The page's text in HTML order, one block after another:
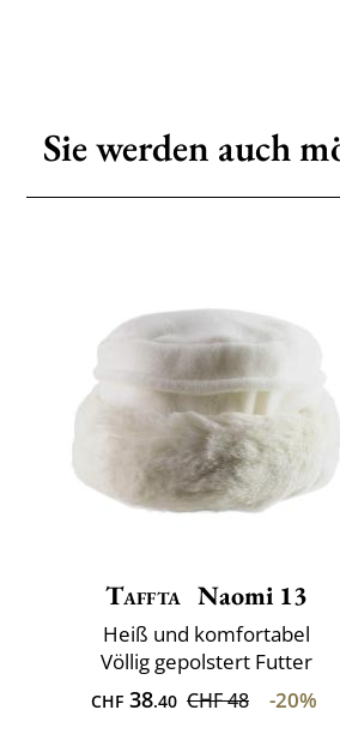
Sie werden auch
Taffta Naomi 13
Heiß und komfortabel
Völlig gepolstert Futter
CHF 38.40 CHF 48 -20%